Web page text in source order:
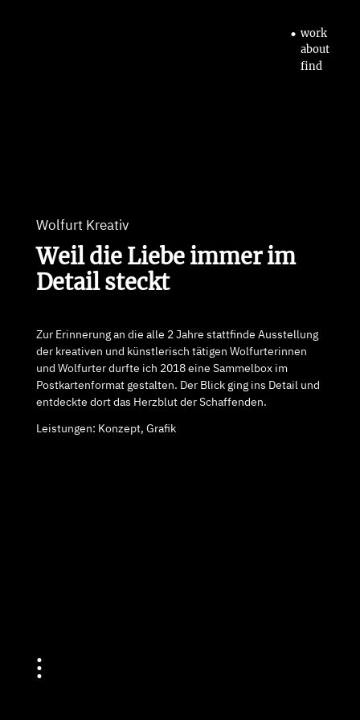
Wolfurt Kreativ
Weil die Liebe immerim
Detail steckt
Zur Erinnerung an die alle 2 Jahre stattfinde Ausstellung
der kreativen und künstlerisch tätigen Wolfurterinnen
und Wolfurter durfte ich 2018 eine Sammelbox im
Postkartenformat gestalten. Der Blick ging ins Detail und
entdeckte dort das Herzblut der Schaffenden.
Leistungen: Konzept, Grafik
•
•
•
• work
about
find